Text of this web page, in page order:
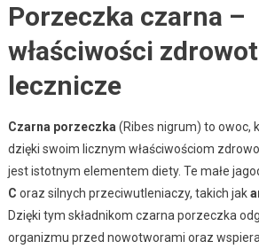
Porzeczka czarna –
właściwości
lecznicze
Czarna porzeczka (Ribes nigrum) to owoc,
dzięki swoim licznym właściwościom
jest istotnym elementem diety. Te małe
C oraz silnych przeciwutleniaczy, takich jak
Dzięki tym składnikom czarna porzeczka
organizmu przed nowotworami oraz